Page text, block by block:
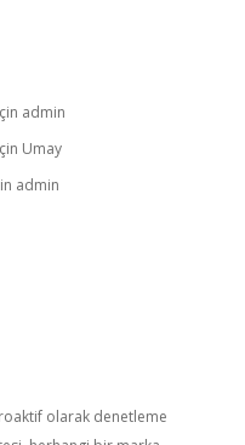
admin
Umay
admin
olarak denetleme